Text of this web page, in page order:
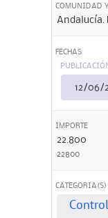
COMUNIDAD
Andalucía.
FECHAS
12/06/
IMPORTE
22.800
22800
CATEGORIA(S)